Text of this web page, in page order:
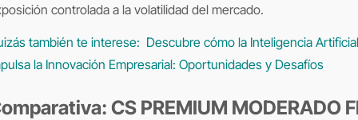
controlada a la volatilidad del mercado.
también te interese: Descubre cómo la Inteligencia Artificial
la Innovación Empresarial: Oportunidades y Desafíos
CS PREMIUM MODERADO